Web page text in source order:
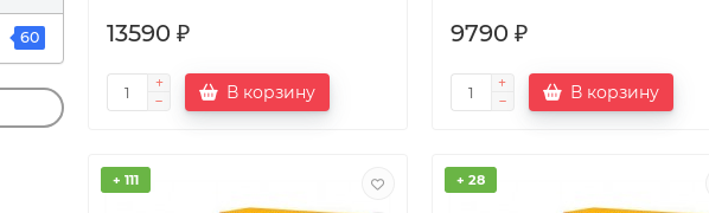
60 13590 ₽
В корзину
9790 ₽
В корзину
+ 111 + 28